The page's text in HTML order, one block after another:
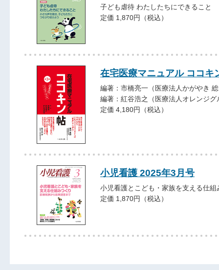
子ども虐待 わたしたちにできること
定価 1,870円（税込）
在宅医療マニュアル ココキ
編著：市橋亮一（医療法人かがやき
編著：紅谷浩之（医療法人オレンジグ
定価 4,180円（税込）
小児看護 2025年3月号
小児看護とこども・家族を支える仕組
定価 1,870円（税込）